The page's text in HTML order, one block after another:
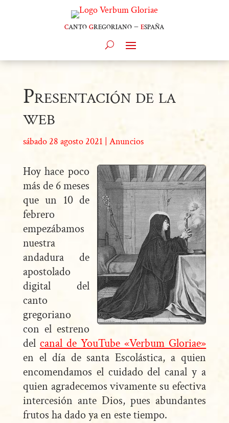
cantogregoriano –españa
Presentación de la
web
sábado 28 agosto 2021 Anuncios
Hoy hace poco
más de 6 meses
que un 10 de
febrero
empezábamos
nuestra
andadura de
apostolado
digital del
canto
gregoriano
con el estreno
del canal de YouTube «Verbum Gloriae»
en el día de santa Escolástica, a quien
encomendamos el cuidado del canal y a
quien agradecemos vivamente su efectiva
intercesión ante Dios, pues abundantes
frutos ha dado ya en este tiempo.